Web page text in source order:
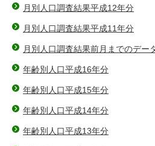
月別人口調査結果平成12年分
月別人口調査結果平成11年分
月別人口調査結果前月までのデー
年齢別人口平成16年分
年齢別人口平成15年分
年齢別人口平成14年分
年齢別人口平成13年分